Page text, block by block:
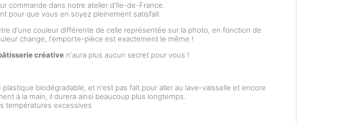
commande dans notre atelier d'Ile-de-France.
pour que vous en soyez pleinement satisfait
d'une couleur différente de celle représentée sur la photo, en fonction de
change, l'emporte-pièce est exactement le même !
créative n'aura plus aucun secret pour vous !
plastique biodégradable, et n'est pas fait pour aller au lave-vaisselle et encore
à la main, il durera ainsi beaucoup plus longtemps.
températures excessives